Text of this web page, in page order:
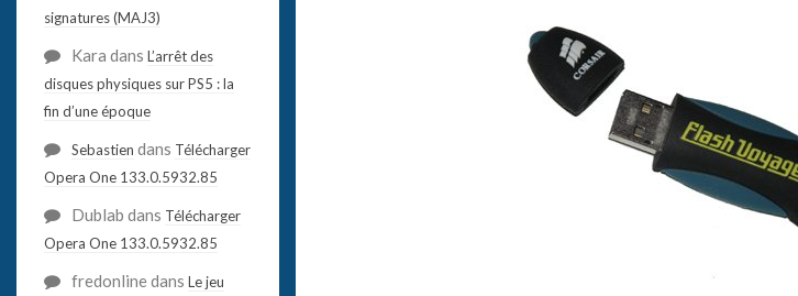
signatures (MAJ3)
Kara dans L’arrêt des
disques physiques sur PS5 : la
fin d’une époque
Sebastien dans Télécharger
Opera One 133.0.5932.85
Dublab dans Télécharger
Opera One 133.0.5932.85
fredonlinedans Le jeu